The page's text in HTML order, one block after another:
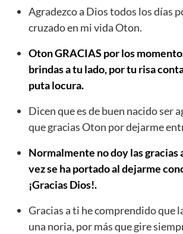
Agradezco a Dios todos los días
cruzado en mi vida Oton.
Oton GRACIAS por los
brindas a tu lado, por tu risa
puta locura.
Dicen que es de buen nacido ser
que gracias Oton por dejarme
Normalmente no doy las gracias
vez se ha portado al dejarme
¡Gracias Dios!.
Gracias a ti he comprendido que
una noria, por más que gire